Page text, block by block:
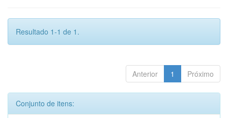
Resultado 1-1 de 1.
Anterior 1 Próximo
Conjunto de itens: